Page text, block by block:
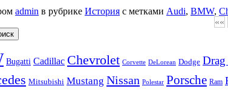
admin в рубрике История с метками Audi, BMW,
««
Bugatti Cadillac Chevrolet Corvette DeLorean Dodge Drag
Mitsubishi Mustang Nissan Polestar Porsche Ram